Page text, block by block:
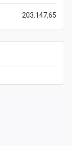
203.147,65